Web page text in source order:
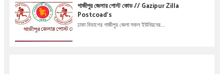
গাজীপুর জেলার পোস্ট কোড // Gazipur Zilla
Postcoad's
ঢাকা বিভাগের গাজীপুর জেলা সকল ইউনিয়নের...